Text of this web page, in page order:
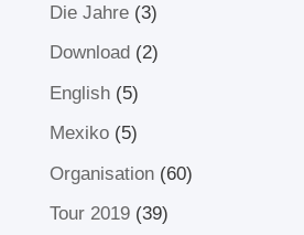
Die Jahre(3)
Download (2)
English(5)
Mexiko(5)
Organisation(60)
Tour 2019(39)